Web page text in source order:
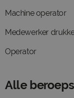
Machine operator
Medewerker
Operator
Alle